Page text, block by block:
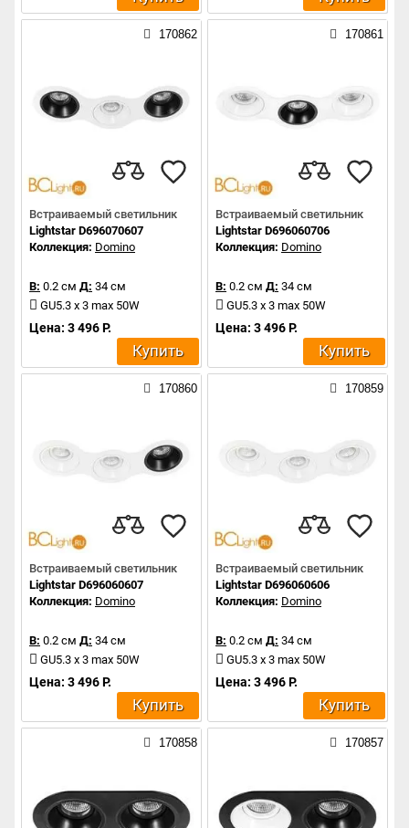
170862
Встраиваемый светильник
Lightstar D696070607
Коллекция: Domino
В: 0.2 см Д: 34 см
GU5.3 x 3 max 50W
Цена: 3 496 Р.
Купить
170861
Встраиваемый светильник
Lightstar D696060706
Коллекция: Domino
В: 0.2 см Д: 34 см
GU5.3 x 3 max 50W
Цена: 3 496 Р.
Купить
170860
Встраиваемый светильник
Lightstar D696060607
Коллекция: Domino
В: 0.2 см Д: 34 см
GU5.3 x 3 max 50W
Цена: 3 496 Р.
Купить
170859
Встраиваемый светильник
Lightstar D696060606
Коллекция: Domino
В: 0.2 см Д: 34 см
GU5.3 x 3 max 50W
Цена: 3 496 Р.
Купить
170858 170857